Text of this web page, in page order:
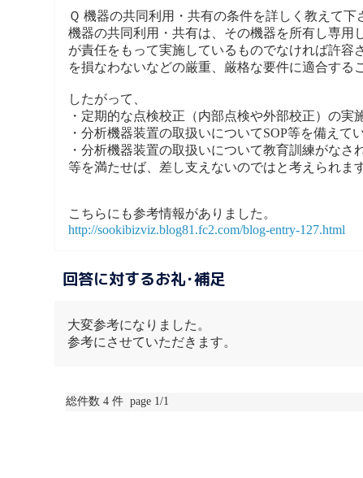
Ｑ 機器の共同利用・共有の条件を詳しく教えて下
機器の共同利用・共有は、その機器を所有し専用
が責任をもって実施しているものでなければ許
を損なわないなどの厳重、厳格な要件に適合する
したがって、
・定期的な点検校正（内部点検や外部校正）の実
・分析機器装置の取扱いについてSOP等を備えて
・分析機器装置の取扱いについて教育訓練がなさ
等を満たせば、差し支えないのではと考えられます
こちらにも参考情報がありました。
http://sookibizviz.blog81.fc2.com/blog-entry-127.html
回答に対するお礼･補足
大変参考になりました。
参考にさせていただきます。
総件数 4 件 page 1/1